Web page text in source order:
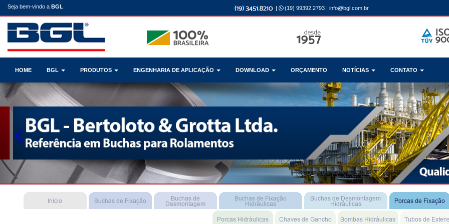
Seja bem-vindo a BGL | (19) 99392.2793 | info@bgl.com.br
HOME BGL PRODUTOS ENGENHARIA DE APLICAÇÃO DOWNLOAD ORÇAMENTO NOTÍCIAS CONTATO
Previous